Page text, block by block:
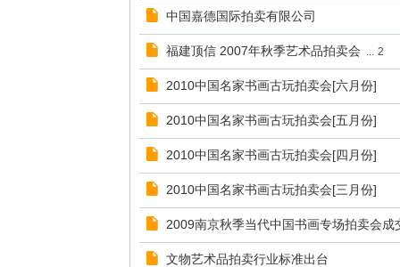
中国嘉德国际拍卖有限公司
福建顶信 2007年秋季艺术品拍卖会 ... 2
2010中国名家书画古玩拍卖会[六月份]
2010中国名家书画古玩拍卖会[五月份]
2010中国名家书画古玩拍卖会[四月份]
2010中国名家书画古玩拍卖会[三月份]
2009南京秋季当代中国书画专场拍卖会成
文物艺术品拍卖行业标准出台